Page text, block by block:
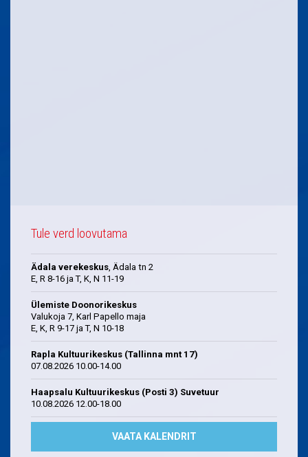
Tule verd loovutama
Ädala verekeskus, Ädala tn 2
E, R 8-16 ja T, K, N 11-19
Ülemiste Doonorikeskus
Valukoja 7, Karl Papello maja
E, K, R 9-17 ja T, N 10-18
Rapla Kultuurikeskus (Tallinna mnt 17)
07.08.2026 10.00-14.00
Haapsalu Kultuurikeskus (Posti 3) Suvetuur
10.08.2026 12.00-18.00
VAATA KALENDRIT